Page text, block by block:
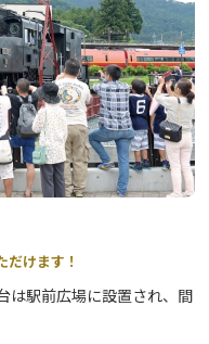
食』について】
わることで人と同時に、
市」や「六斎市」と呼ばれ
ことから、「今市」という
けます！
は駅前広場に設置され、間